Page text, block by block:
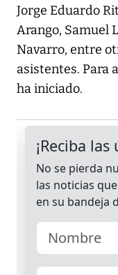
Jorge Eduardo
Arango, Samuel
Navarro, entre
asistentes. Para
ha iniciado.